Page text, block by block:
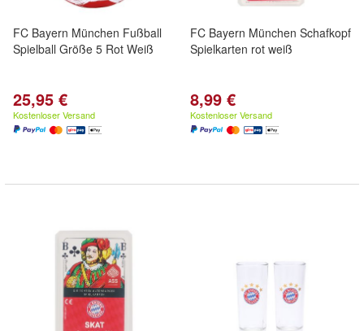
FC Bayern München Fußball
Spielball Größe 5 Rot Weiß
25,95 €
Kostenloser Versand
FC Bayern München Schafkopf
Spielkarten rot weiß
8,99 €
Kostenloser Versand